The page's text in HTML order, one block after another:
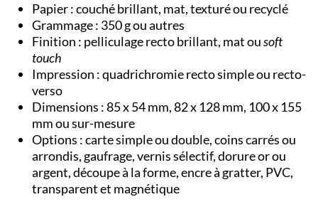
Papier : couché brillant, mat, texturé ou recyclé
Grammage : 350 g ou autres
Finition : pelliculage recto brillant, mat ousoft
touch
Impression : quadrichromie recto simple ou recto-
verso
Dimensions : 85 x 54 mm, 82 x 128 mm, 100 x 155
mm ou sur-mesure
Options : carte simple ou double, coins carrés ou
arrondis, gaufrage, vernis sélectif, dorure or ou
argent, découpe à la forme, encre à gratter, PVC,
transparent et magnétique